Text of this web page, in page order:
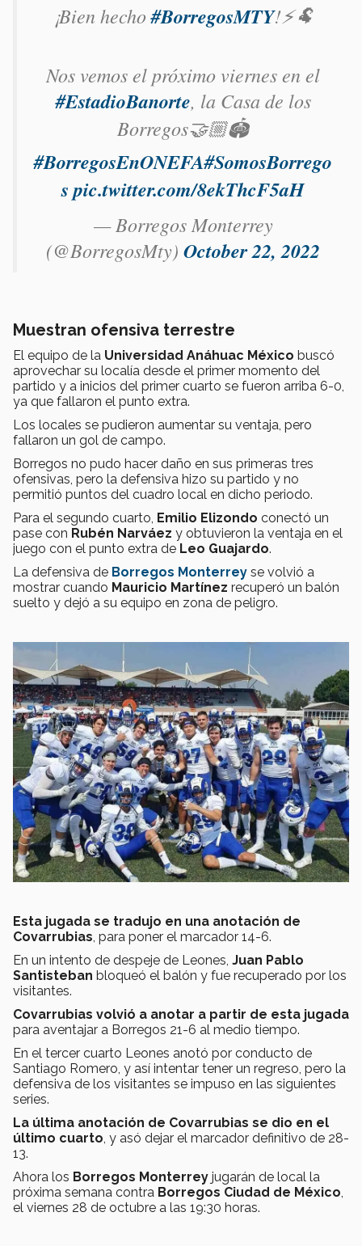
¡Bien hecho#BorregosMTY!⚡️🐏
Nos vemos el próximo viernes en el
#EstadioBanorte, la Casa de los
Borregos🤝🏼🏟
#BorregosEnONEFA#SomosBorrego
s pic.twitter.com/8ekThcF5aH
— Borregos Monterrey
(@BorregosMty) October 22, 2022
Muestran ofensiva terrestre
El equipo de la Universidad Anáhuac México buscó
aprovechar su localía desde el primer momento del
partido y a inicios del primer cuarto se fueron arriba 6-0,
ya que fallaron el punto extra.
Los locales se pudieron aumentar su ventaja, pero
fallaron un gol de campo.
Borregos no pudo hacer daño en sus primeras tres
ofensivas, pero la defensiva hizo su partido y no
permitió puntos del cuadro local en dicho periodo.
Para el segundo cuarto, Emilio Elizondo conectó un
pase con Rubén Narváez y obtuvieron la ventaja en el
juego con el punto extra de Leo Guajardo.
La defensiva de Borregos Monterrey se volvió a
mostrar cuando Mauricio Martínez recuperó un balón
suelto y dejó a su equipo en zona de peligro.
Esta jugada se tradujo en una anotación de
Covarrubias, para poner el marcador 14-6.
En un intento de despeje de Leones, Juan Pablo
Santisteban bloqueó el balón y fue recuperado por los
visitantes.
Covarrubias volvió a anotar a partir de esta jugada
para aventajar a Borregos 21-6 al medio tiempo.
En el tercer cuarto Leones anotó por conducto de
Santiago Romero, y así intentar tener un regreso, pero la
defensiva de los visitantes se impuso en las siguientes
series.
La última anotación de Covarrubias se dio en el
último cuarto, y asó dejar el marcador definitivo de 28-
13.
Ahora los Borregos Monterrey jugarán de local la
próxima semana contra Borregos Ciudad de México,
el viernes 28 de octubre a las 19:30 horas.